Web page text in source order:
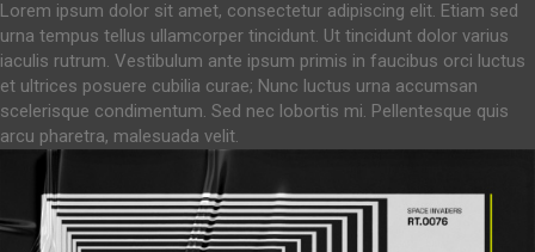
Lorem ipsum dolor sit amet, consectetur adipiscing elit. Etiam sed
urna tempus tellus ullamcorper tincidunt. Ut tincidunt dolor varius
iaculis rutrum. Vestibulum ante ipsum primis in faucibus orci luctus
et ultrices posuere cubilia curae; Nunc luctus urna accumsan
scelerisque condimentum. Sed nec lobortis mi. Pellentesque quis
arcu pharetra, malesuada velit.